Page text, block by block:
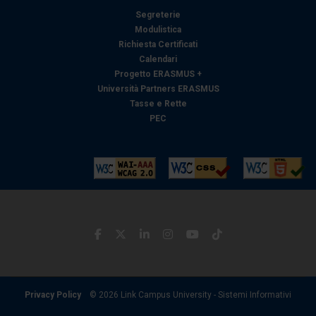
raccolto dal suo utilizzo dei loro servizi.
Segreterie
Modulistica
Richiesta Certificati
Calendari
Progetto ERASMUS +
Università Partners ERASMUS
Tasse e Rette
PEC
Privacy Policy © 2026 Link Campus University - Sistemi Informativi